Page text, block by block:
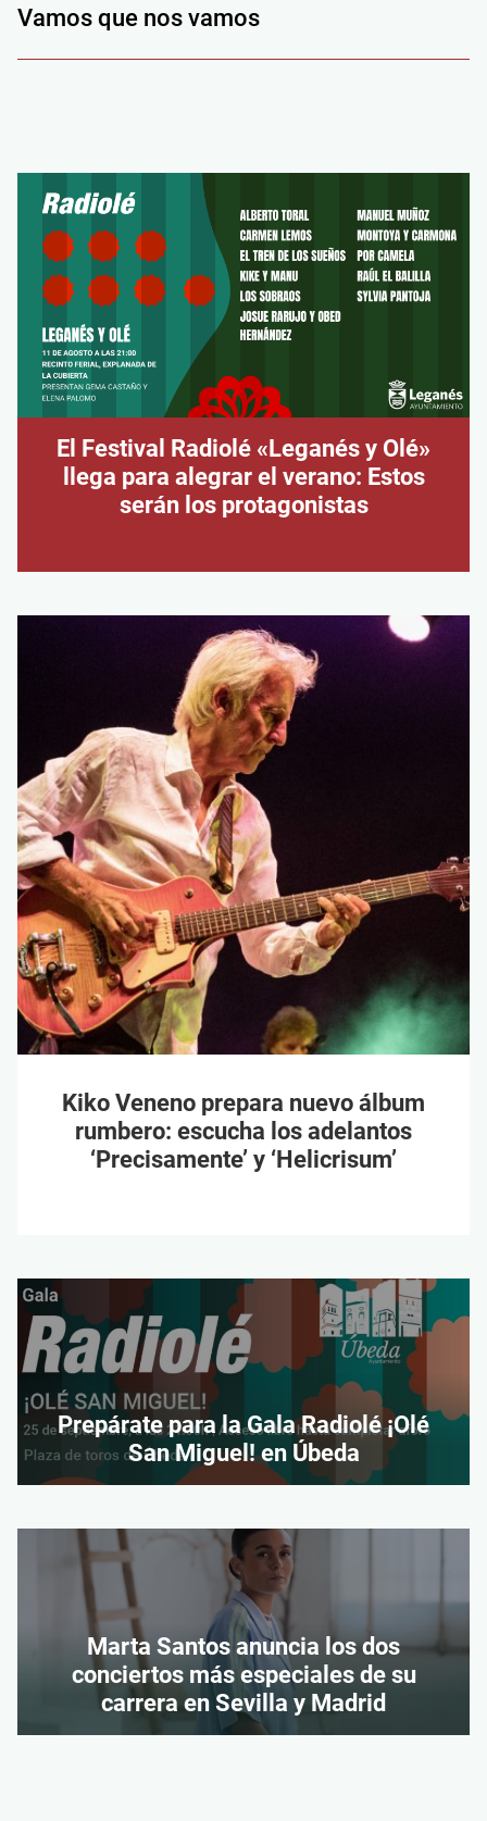
Vamos que nos vamos
El Festival Radiolé «Leganés y Olé»
llega para alegrar el verano: Estos
serán los protagonistas
Kiko Veneno prepara nuevo álbum
rumbero: escucha los adelantos
‘Precisamente’ y ‘Helicrisum’
Prepárate para la Gala Radiolé ¡Olé
San Miguel! en Úbeda
Marta Santos anuncia los dos
conciertos más especiales de su
carrera en Sevilla y Madrid